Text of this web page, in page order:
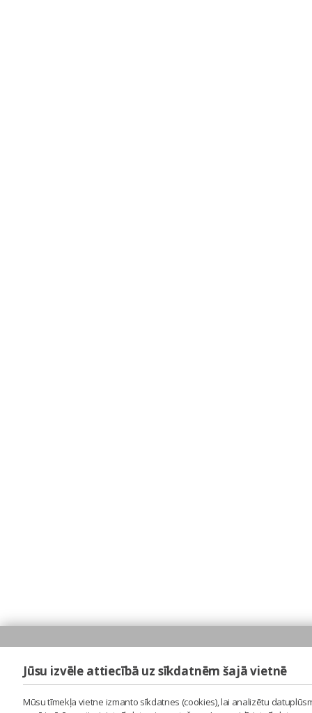
Jūsu izvēle attiecībā uz sīkdatnēm šajā vietnē
Mūsu tīmekļa vietne izmanto sīkdatnes (cookies), lai analizētu